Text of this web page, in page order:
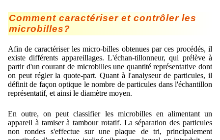
Comment caractériser et contrôler les
microbilles?
Afin de caractériser les micro-billes obtenues par ces procédés, il
existe différents appareillages. L'échan-tillonneur, qui prélève à
partir d'un courant de microbilles une quantité représentative dont
on peut régler la quote-part. Quant à l'analyseur de particules, il
définit de façon optique le nombre de particules dans l'échantillon
représentatif, et ainsi le diamètre moyen.
En outre, on peut classifier les microbilles en alimentant un
appareil à tamiser à tambour rotatif. La séparation des particules
non rondes s'effectue sur une plaque de tri, principalement